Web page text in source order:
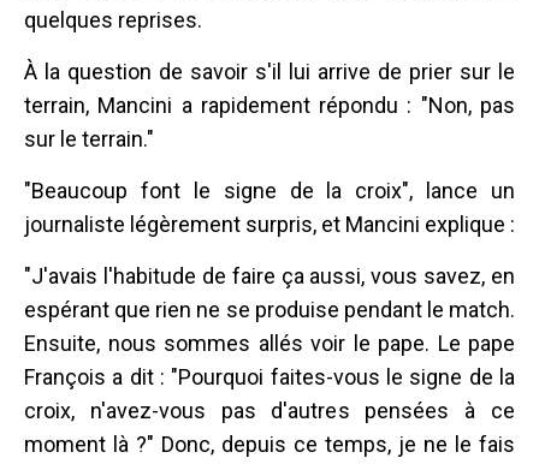
quelques reprises.
À la question de savoir s'il lui arrive de prier sur le
terrain, Mancini a rapidement répondu : "Non, pas
sur le terrain."
"Beaucoup font le signe de la croix", lance un
journaliste légèrement surpris, et Mancini explique :
"J'avais l'habitude de faire ça aussi, vous savez, en
espérant que rien ne se produise pendant le match.
Ensuite, nous sommes allés voir le pape. Le pape
François a dit : "Pourquoi faites-vous le signe de la
croix, n'avez-vous pas d'autres pensées à ce
moment là ?" Donc, depuis ce temps, je ne le fais